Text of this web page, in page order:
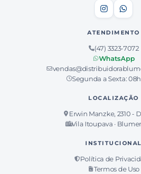
ATENDIMENTO
(47) 3323-7072
WhatsApp
Segunda a Sexta: 08h
LOCALIZAÇÃO
Erwin Manzke, 2310 -
Vila Itoupava ·
INSTITUCIONAL
Política de
Termos de Uso